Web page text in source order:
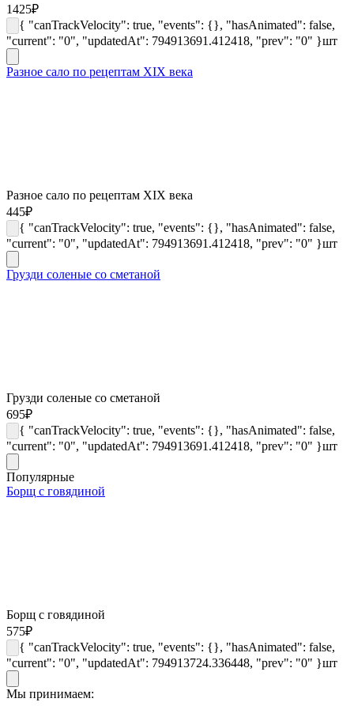
1425₽
{ "canTrackVelocity": true, "events": {}, "hasAnimated": false,
"current": "0", "updatedAt": 794913691.412418, "prev": "0" }шт
Разное сало по рецептам XIX века
Разное сало по рецептам XIX века
445₽
{ "canTrackVelocity": true, "events": {}, "hasAnimated": false,
"current": "0", "updatedAt": 794913691.412418, "prev": "0" }шт
Грузди соленые со сметаной
Грузди соленые со сметаной
695₽
{ "canTrackVelocity": true, "events": {}, "hasAnimated": false,
"current": "0", "updatedAt": 794913691.412418, "prev": "0" }шт
Популярные
Борщ с говядиной
Борщ с говядиной
575₽
{ "canTrackVelocity": true, "events": {}, "hasAnimated": false,
"current": "0", "updatedAt": 794913724.336448, "prev": "0" }шт
Мы принимаем: